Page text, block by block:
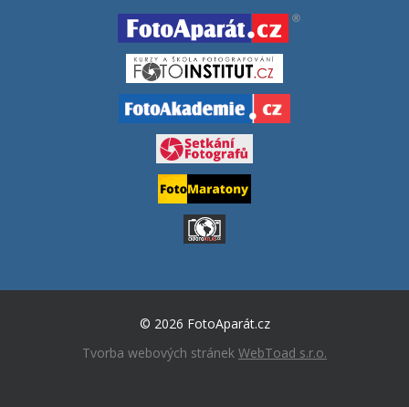
© 2026 FotoAparát.cz
Tvorba webových stránek WebToad s.r.o.